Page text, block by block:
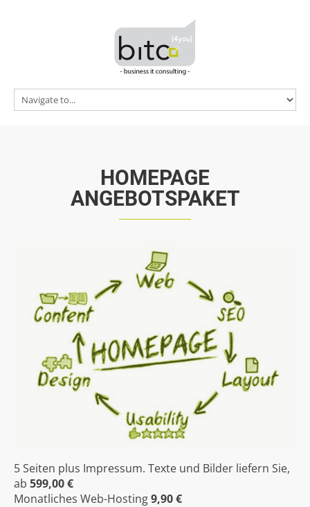
Home
vTiger CRM
HOMEPAGE
ANGEBOTSPAKET
5 Seiten plus Impressum. Texte und Bilder liefern Sie,
ab 599,00 €
Monatliches Web-Hosting9,90 €